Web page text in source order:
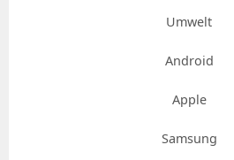
Umwelt
Android
Apple
Samsung